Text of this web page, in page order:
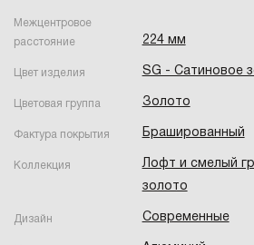
Межцентровое
расстояние
224 мм
Цвет изделия SG - Сатиновое
Цветовая группа Золото
Фактура покрытия Брашированный
Коллекция Лофт и смелый
золото
Дизайн Современные